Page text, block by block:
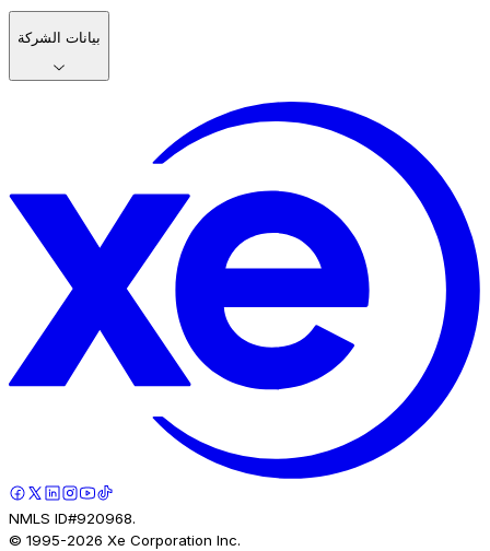
بيانات الشركة
NMLS ID#920968.
© 1995-2026 Xe Corporation Inc.